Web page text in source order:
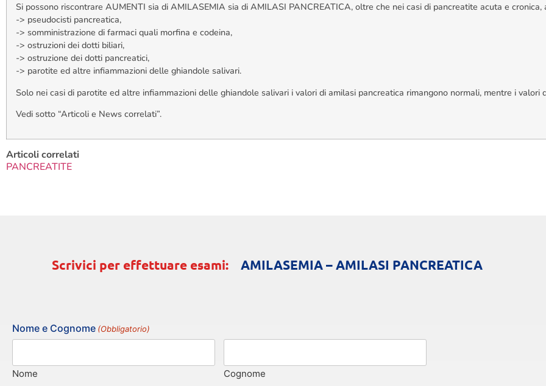
Si possono riscontrare AUMENTI sia di AMILASEMIA sia di AMILASI PANCREATICA, oltre che nei casi di pancreatite acuta e cronica,
-> pseudocisti pancreatica,
-> somministrazione di farmaci quali morfina e codeina,
-> ostruzioni dei dotti biliari,
-> ostruzione dei dotti pancreatici,
-> parotite ed altre infiammazioni delle ghiandole salivari.
Solo nei casi di parotite ed altre infiammazioni delle ghiandole salivari i valori di amilasi pancreatica rimangono normali, mentre i valori
Vedi sotto “Articoli e News correlati”.
Articoli correlati
PANCREATITE
Scrivici per effettuare esami: AMILASEMIA – AMILASI PANCREATICA
Nome e Cognome (Obbligatorio)
Nome Cognome